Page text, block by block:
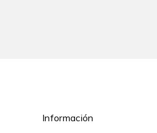
Información